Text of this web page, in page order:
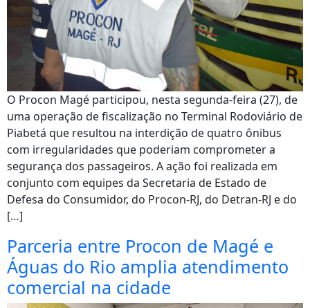
O Procon Magé participou, nesta segunda-feira (27), de
uma operação de fiscalização no Terminal Rodoviário de
Piabetá que resultou na interdição de quatro ônibus
com irregularidades que poderiam comprometer a
segurança dos passageiros. A ação foi realizada em
conjunto com equipes da Secretaria de Estado de
Defesa do Consumidor, do Procon-RJ, do Detran-RJ e do
[…]
Parceria entre Procon de Magé e
Águas do Rio amplia atendimento
comercial na cidade